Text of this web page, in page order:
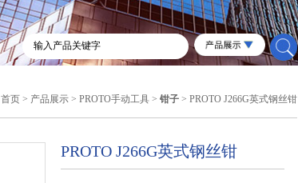
首页 > 产品展示 >PROTO手动工具 >钳子 > PROTO J266G英式钢丝钳
PROTO J266G英式钢丝钳